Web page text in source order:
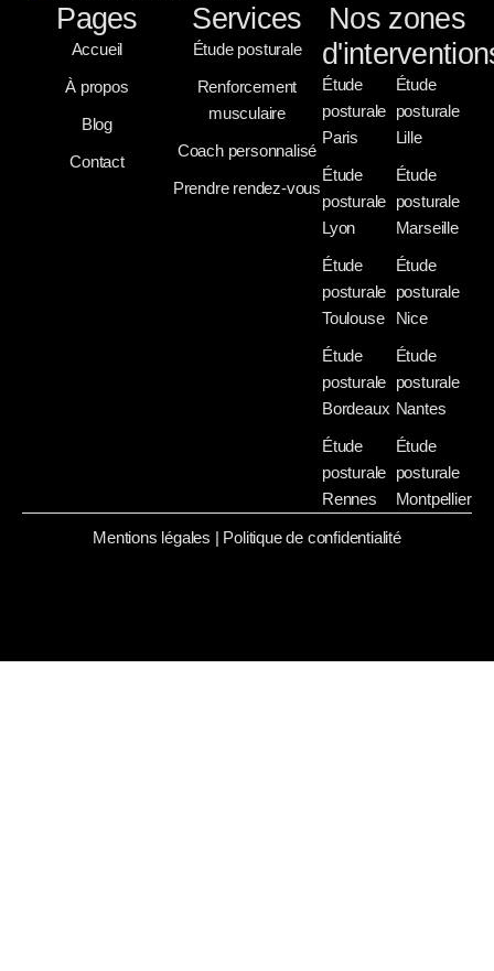
Pages
Accueil
À propos
Blog
Contact
Services
Étude posturale
Renforcement
musculaire
Coach personnalisé
Prendre rendez-vous
Nos zones
Étude
posturale
Paris
Étude
posturale
Lyon
Étude
posturale
Toulouse
Étude
posturale
Bordeaux
Étude
posturale
Rennes
Étude
posturale
Lille
Étude
posturale
Marseille
Étude
posturale
Nice
Étude
posturale
Nantes
Étude
posturale
Montpellier
Mentions légales | Politique de confidentialité